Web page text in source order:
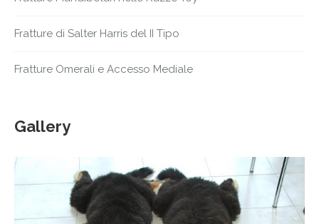
Fratture di Salter Harris del II Tipo
Fratture Omerali e Accesso Mediale
Gallery